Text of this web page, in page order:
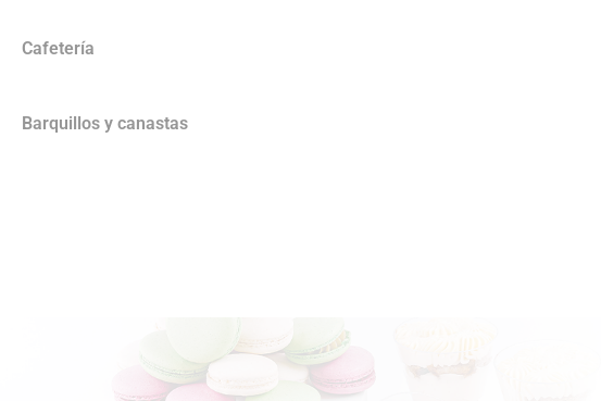
Cafetería
Barquillos y canastas